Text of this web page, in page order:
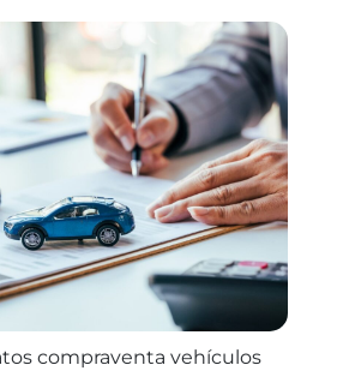
compraventa vehículos